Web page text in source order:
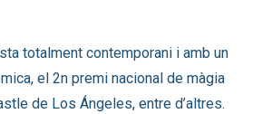
totalment contemporani i amb un
el 2n premi nacional de màgia
de Los Ángeles, entre d’altres.